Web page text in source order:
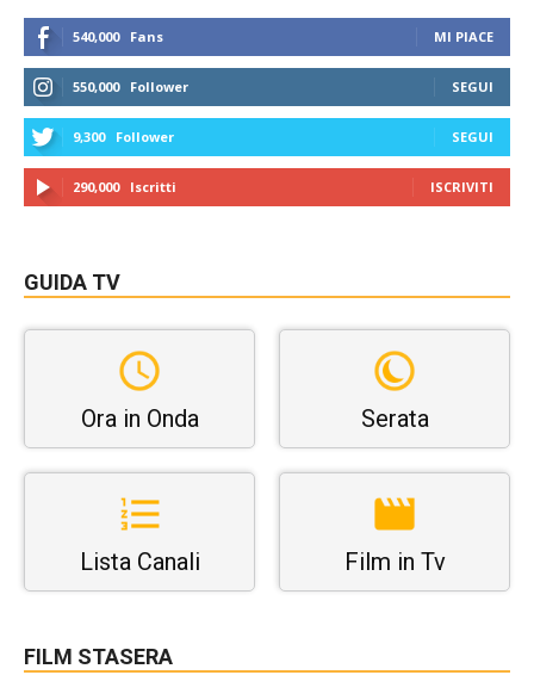
540,000 Fans MI PIACE
550,000 Follower SEGUI
9,300 Follower SEGUI
290,000 Iscritti ISCRIVITI
GUIDA TV
Ora in Onda Serata
Lista Canali Film in Tv
FILM STASERA